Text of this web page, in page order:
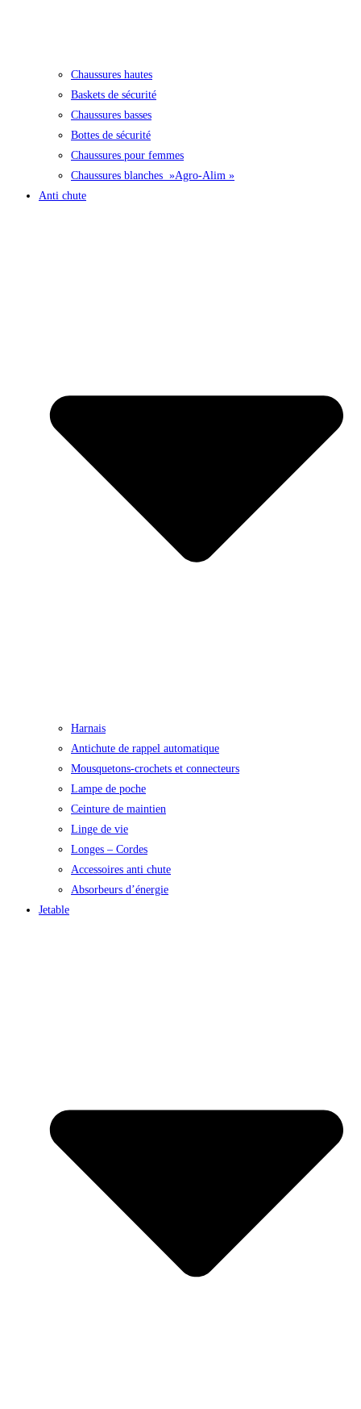
Chaussures hautes
Baskets de sécurité
Chaussures basses
Bottes de sécurité
Chaussures pour femmes
Chaussures blanches »Agro-Alim »
Anti chute
Harnais
Antichute de rappel automatique
Mousquetons-crochets et connecteurs
Lampe de poche
Ceinture de maintien
Linge de vie
Longes – Cordes
Accessoires anti chute
Absorbeurs d’énergie
Jetable